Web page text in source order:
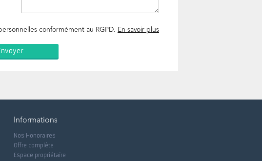
conformément au RGPD. En savoir plus
Informations
Nos Honoraires
Offre complète
Espace propriétaire